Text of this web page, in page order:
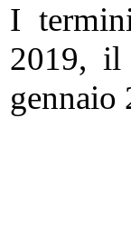
I
2019, il
gennaio